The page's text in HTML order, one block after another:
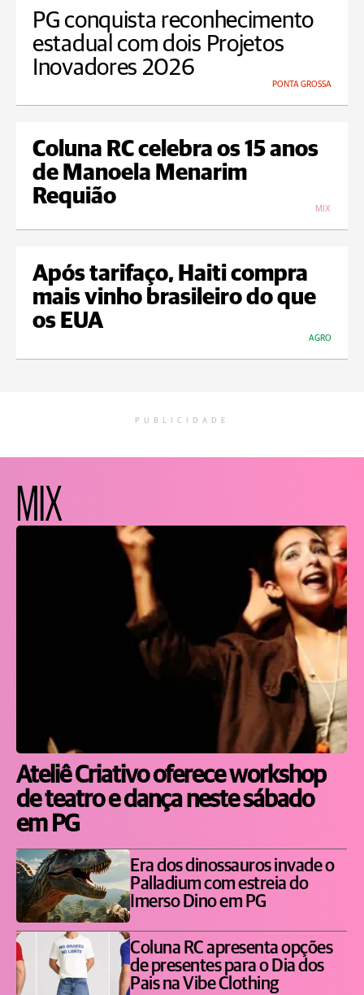
PG conquista reconhecimento
estadual com dois Projetos
Inovadores 2026
PONTA GROSSA
Coluna RC celebra os 15 anos
de Manoela Menarim
Requião
MIX
Após tarifaço, Haiti compra
mais vinho brasileiro do que
os EUA
AGRO
PUBLICIDADE
MIX
Ateliê Criativo oferece workshop
de teatro e dança neste sábado
em PG
Era dos dinossauros invade o
Palladium com estreia do
Imerso Dino em PG
Coluna RC apresenta opções
de presentes para o Dia dos
Pais na Vibe Clothing